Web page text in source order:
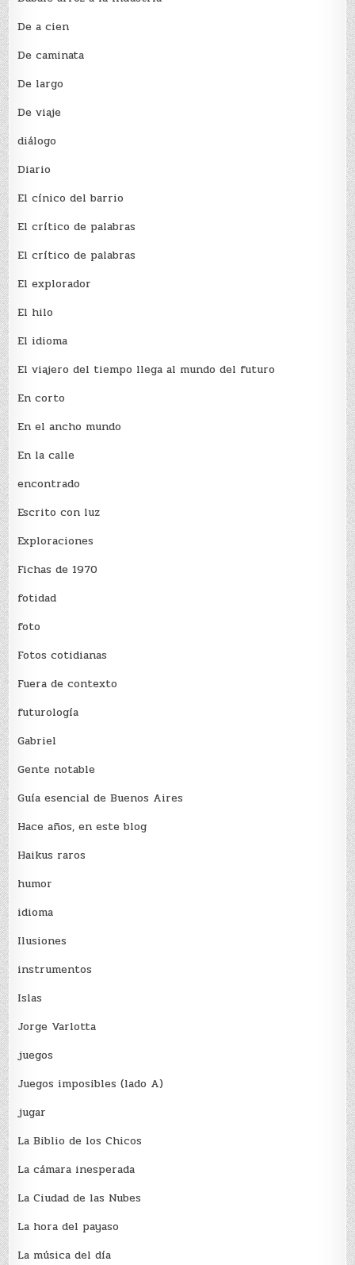
De a cien
De caminata
De largo
De viaje
diálogo
Diario
El cínico del barrio
El crí­tico de palabras
El crí­tico de palabras
El explorador
El hilo
El idioma
El viajero del tiempo llega al mundo del futuro
En corto
En el ancho mundo
En la calle
encontrado
Escrito con luz
Exploraciones
Fichas de 1970
fotidad
foto
Fotos cotidianas
Fuera de contexto
futurología
Gabriel
Gente notable
Guía esencial de Buenos Aires
Hace años, en este blog
Haikus raros
humor
idioma
Ilusiones
instrumentos
Islas
Jorge Varlotta
juegos
Juegos imposibles (lado A)
jugar
La Biblio de los Chicos
La cámara inesperada
La Ciudad de las Nubes
La hora del payaso
La música del día